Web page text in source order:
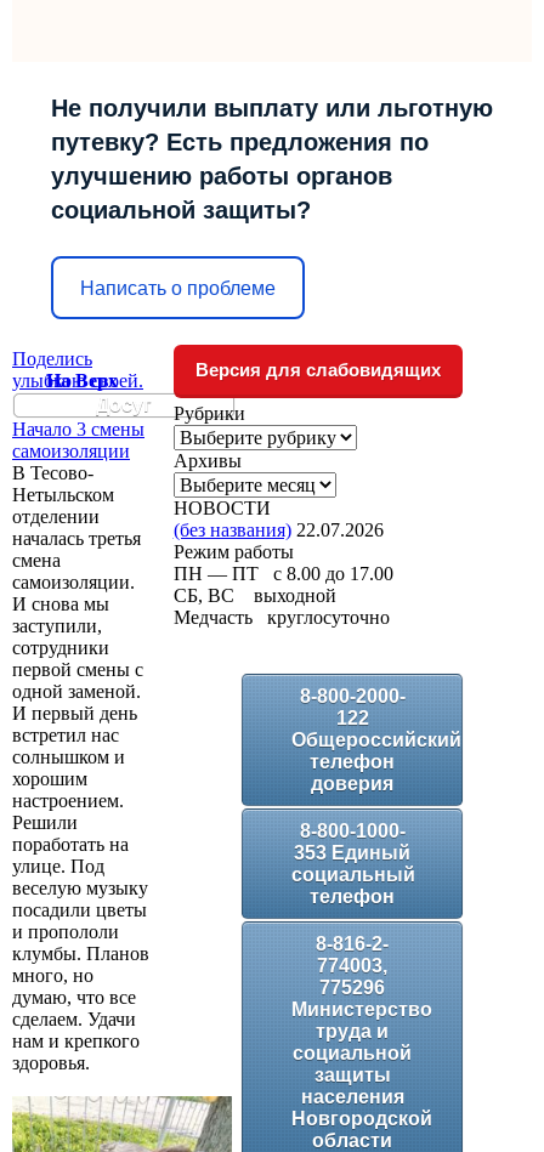
Не получили выплату или льготную
путевку? Есть предложения по
улучшению работы органов
социальной защиты?
Написать о проблеме
Поделись
улыбкою своей.
Досуг
Начало 3 смены
самоизоляции
В Тесово-
Нетыльском
отделении
началась третья
смена
самоизоляции.
И снова мы
заступили,
сотрудники
первой смены с
одной заменой.
И первый день
встретил нас
солнышком и
хорошим
настроением.
Решили
поработать на
улице. Под
веселую музыку
посадили цветы
и пропололи
клумбы. Планов
много, но
думаю, что все
сделаем. Удачи
нам и крепкого
здоровья.
Версия для слабовидящих
Рубрики
Рубрики
Архивы
Архивы
НОВОСТИ
(без названия) 22.07.2026
Режим работы
ПН — ПТ с 8.00 до 17.00
СБ, ВС выходной
Медчасть круглосуточно
8-800-2000-
122
Общероссийский
телефон
доверия
8-800-1000-
353 Единый
социальный
телефон
8-816-2-
774003,
775296
Министерство
труда и
социальной
защиты
населения
Новгородской
области
На Верх